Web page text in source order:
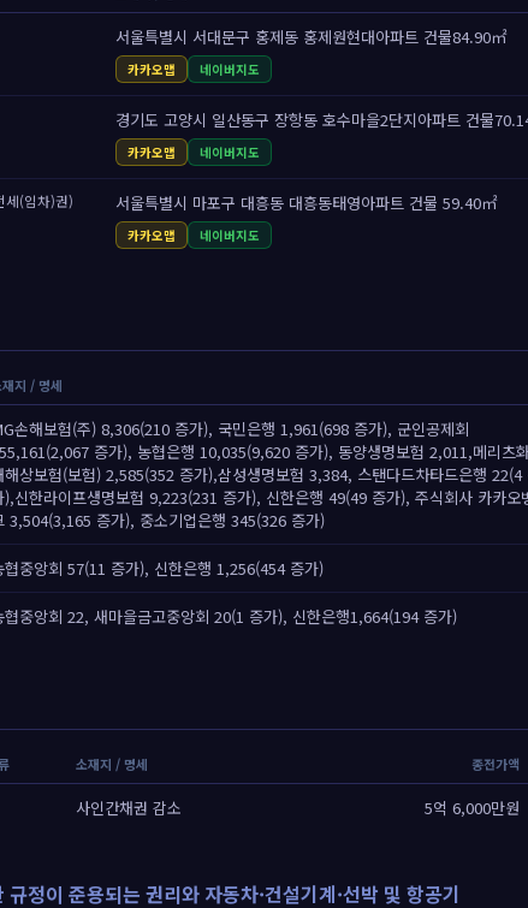
서울특별시 서대문구 홍제동 홍제원현대아파트 건물84.90㎡
카카오맵 네이버지도
경기도 고양시 일산동구 장항동 호수마을2단지아파트 건물
카카오맵 네이버지도
세(임차)권) 서울특별시 마포구 대흥동 대흥동태영아파트 건물 59.40㎡
카카오맵 네이버지도
지 / 명세
손해보험(주) 8,306(210 증가), 국민은행 1,961(698 증가), 군인공제회
증가), 농협은행 10,035(9,620 증가), 동양생명보험 2,011,메리츠
해상보험(보험) 2,585(352 증가),삼성생명보험 3,384, 스탠다드차타드은행 22(4
),신한라이프생명보험 9,223(231 증가), 신한은행 49(49 증가), 주식회사 카카오
3,504(3,165 증가), 중소기업은행 345(326 증가)
협중앙회 57(11 증가), 신한은행 1,256(454 증가)
협중앙회 22, 새마을금고중앙회 20(1 증가), 신한은행1,664(194 증가)
소재지 / 명세 종전가액
사인간채권 감소 5억 6,000만원
정이 준용되는 권리와 자동차·건설기계·선박 및 항공기